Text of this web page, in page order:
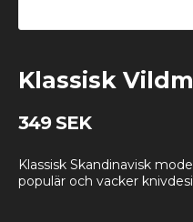
Klassisk
349 SEK
Klassisk Skandinavisk
populär och vacker